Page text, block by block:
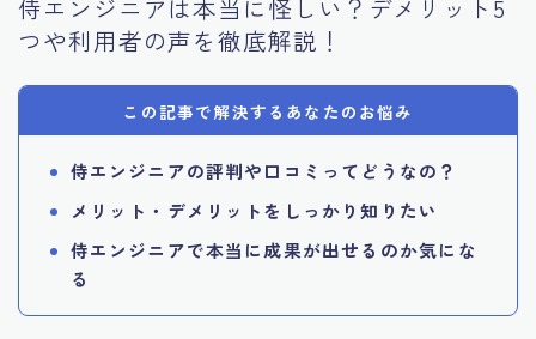
動画編集
投資・資産運用
お問い合わせ
侍エンジニアは本当に怪しい？デメリット5
つや利用者の声を徹底解説！
この記事で解決するあなたのお悩み
侍エンジニアの評判や口コミってどうなの？
メリット・デメリットをしっかり知りたい
侍エンジニアで本当に成果が出せるのか気にな
る